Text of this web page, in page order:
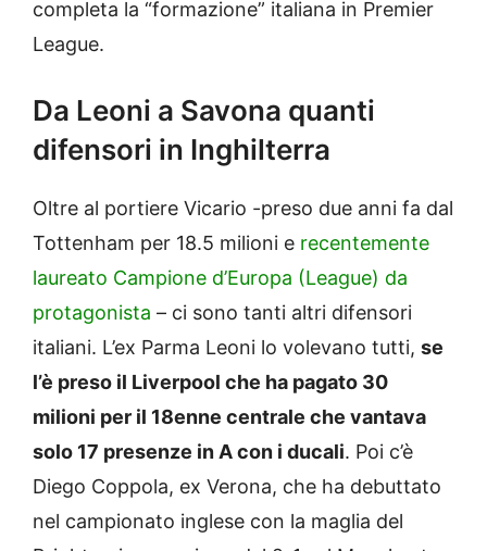
completa la “formazione” italiana in Premier
League.
Da Leoni a Savona quanti
difensori in Inghilterra
Oltre al portiere Vicario -preso due anni fa dal
Tottenham per 18.5 milioni e recentemente
laureato Campione d’Europa (League) da
protagonista – ci sono tanti altri difensori
italiani. L’ex Parma Leoni lo volevano tutti, se
l’è preso il Liverpool che ha pagato 30
milioni per il 18enne centrale che vantava
solo 17 presenze in A con i ducali. Poi c’è
Diego Coppola, ex Verona, che ha debuttato
nel campionato inglese con la maglia del